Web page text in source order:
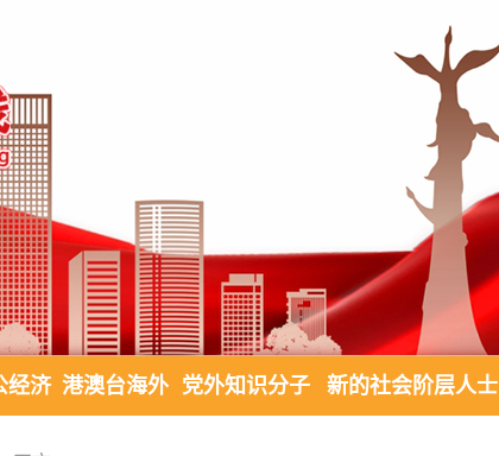
经济 港澳台海外 党外知识分子 新的社会阶层人士